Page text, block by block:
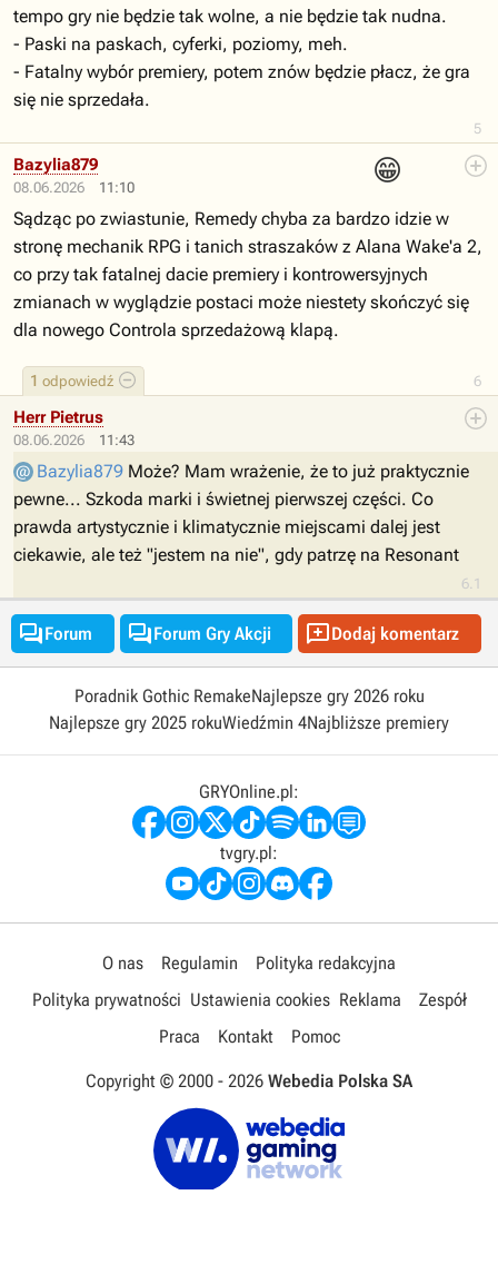
5
tempo gry nie będzie tak wolne, a nie będzie tak nudna.
- Paski na paskach, cyferki, poziomy, meh.
- Fatalny wybór premiery, potem znów będzie płacz, że gra
się nie sprzedała.
08.06.2026 11:10
😁
6
1 odpowiedź
Bazylia879
Sądząc po zwiastunie, Remedy chyba za bardzo idzie w
stronę mechanik RPG i tanich straszaków z Alana Wake'a 2,
co przy tak fatalnej dacie premiery i kontrowersyjnych
zmianach w wyglądzie postaci może niestety skończyć się
dla nowego Controla sprzedażową klapą.
08.06.2026 11:43
6.1
Herr Pietrus
Bazylia879 Może? Mam wrażenie, że to już praktycznie
pewne... Szkoda marki i świetnej pierwszej części. Co
prawda artystycznie i klimatycznie miejscami dalej jest
ciekawie, ale też "jestem na nie", gdy patrzę na Resonant
Forum Forum Gry Akcji Dodaj komentarz
Poradnik Gothic RemakeNajlepsze gry 2026 roku
Najlepsze gry 2025 rokuWiedźmin 4Najbliższe premiery
GRYOnline.pl:
tvgry.pl:
O nas Regulamin
Polityka redakcyjna
Polityka prywatności Ustawienia cookies Reklama
Zespół
Praca
Kontakt Pomoc
Copyright © 2000 - 2026 Webedia Polska SA